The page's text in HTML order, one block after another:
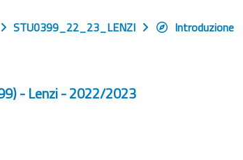
STU0399_22_23_LENZI Introduzione
- Lenzi - 2022/2023